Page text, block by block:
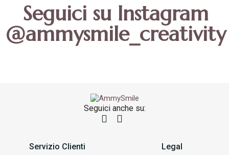
Seguici su Instagram
@ammysmile_creativity
Seguici anche su:
Servizio Clienti Legal